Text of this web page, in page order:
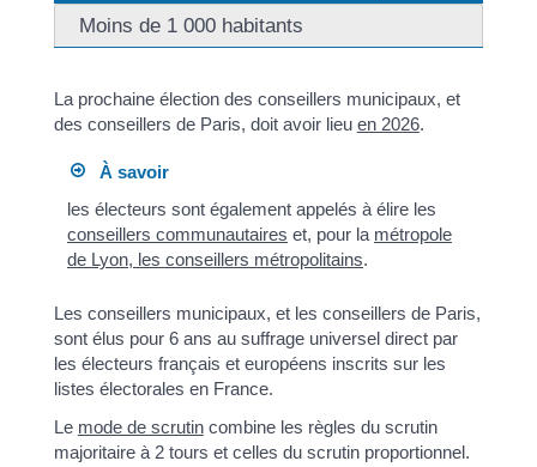
Moins de 1 000 habitants
La prochaine élection des conseillers municipaux, et
des conseillers de Paris, doit avoir lieu en 2026.
À savoir
les électeurs sont également appelés à élire les
conseillers communautaires et, pour la métropole
de Lyon, les conseillers métropolitains.
Les conseillers municipaux, et les conseillers de Paris,
sont élus pour 6 ans au suffrage universel direct par
les électeurs français et européens inscrits sur les
listes électorales en France.
Le mode de scrutincombine les règles du scrutin
majoritaire à 2 tours et celles du scrutin proportionnel.